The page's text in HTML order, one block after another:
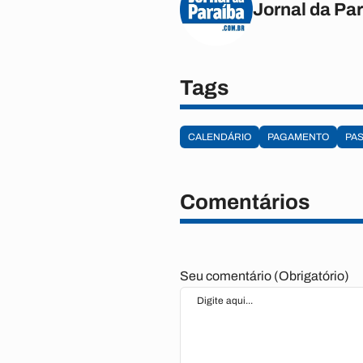
Jornal da
Tags
CALENDÁRIO PAGAMENTO
Comentários
Seu comentário (Obrigatório)